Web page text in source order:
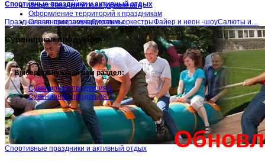
Спортивные праздники и активный отдых
Праздничные программыДуховые оркестрыФайер и неон -шоуСалюты и…
Спортивные праздники и активный отдых
Искусственные ёлки и украшения
Оформление территорий к праздникам
Славянские шоу-программы
Сувенирная продукция
Выберете нужный вам раздел:
Сувенирная продукция 1
Сувенирная продукция 2